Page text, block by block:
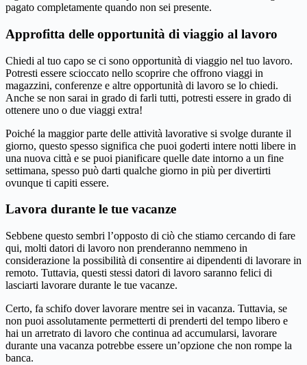
pagato completamente quando non sei presente.
Approfitta delle opportunità di viaggio al lavoro
Chiedi al tuo capo se ci sono opportunità di viaggio nel tuo lavoro.
Potresti essere scioccato nello scoprire che offrono viaggi in
magazzini, conferenze e altre opportunità di lavoro se lo chiedi.
Anche se non sarai in grado di farli tutti, potresti essere in grado di
ottenere uno o due viaggi extra!
Poiché la maggior parte delle attività lavorative si svolge durante il
giorno, questo spesso significa che puoi goderti intere notti libere in
una nuova città e se puoi pianificare quelle date intorno a un fine
settimana, spesso può darti qualche giorno in più per divertirti
ovunque ti capiti essere.
Lavora durante le tue vacanze
Sebbene questo sembri l’opposto di ciò che stiamo cercando di fare
qui, molti datori di lavoro non prenderanno nemmeno in
considerazione la possibilità di consentire ai dipendenti di lavorare in
remoto. Tuttavia, questi stessi datori di lavoro saranno felici di
lasciarti lavorare durante le tue vacanze.
Certo, fa schifo dover lavorare mentre sei in vacanza. Tuttavia, se
non puoi assolutamente permetterti di prenderti del tempo libero e
hai un arretrato di lavoro che continua ad accumularsi, lavorare
durante una vacanza potrebbe essere un’opzione che non rompe la
banca.